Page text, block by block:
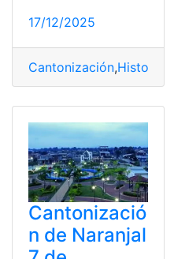
17/12/2025
Cantonización,Historia
Cantonizació
n de Naranjal